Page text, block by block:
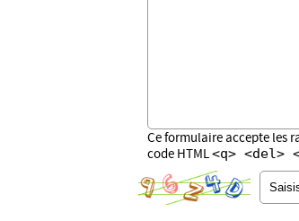
Ce formulaire accepte les
code HTML<q> <del>